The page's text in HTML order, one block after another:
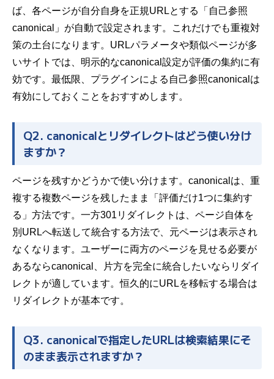
ば、各ページが自分自身を正規URLとする「自己参照
canonical」が自動で設定されます。これだけでも重複対
策の土台になります。URLパラメータや類似ページが多
いサイトでは、明示的なcanonical設定が評価の集約に有
効です。最低限、プラグインによる自己参照canonicalは
有効にしておくことをおすすめします。
Q2. canonicalとリダイレクトはどう使い分け
ますか？
ページを残すかどうかで使い分けます。canonicalは、重
複する複数ページを残したまま「評価だけ1つに集約す
る」方法です。一方301リダイレクトは、ページ自体を
別URLへ転送して統合する方法で、元ページは表示され
なくなります。ユーザーに両方のページを見せる必要が
あるならcanonical、片方を完全に統合したいならリダイ
レクトが適しています。恒久的にURLを移転する場合は
リダイレクトが基本です。
Q3. canonicalで指定したURLは検索結果にそ
のまま表示されますか？